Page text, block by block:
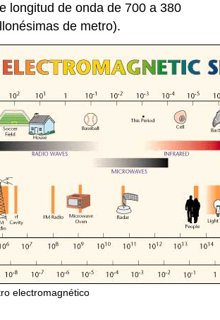
longitud de onda de 700 a 380
de metro).
electromagnético